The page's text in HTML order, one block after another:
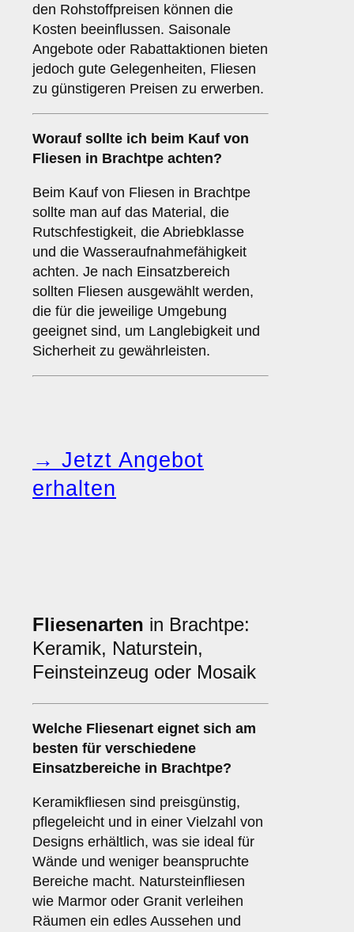
den Rohstoffpreisen können die
Kosten beeinflussen. Saisonale
Angebote oder Rabattaktionen bieten
jedoch gute Gelegenheiten, Fliesen
zu günstigeren Preisen zu erwerben.
Worauf sollte ich beim Kauf von
Fliesen in Brachtpe achten?
Beim Kauf von Fliesen in Brachtpe
sollte man auf das Material, die
Rutschfestigkeit, die Abriebklasse
und die Wasseraufnahmefähigkeit
achten. Je nach Einsatzbereich
sollten Fliesen ausgewählt werden,
die für die jeweilige Umgebung
geeignet sind, um Langlebigkeit und
Sicherheit zu gewährleisten.
→ Jetzt Angebot
erhalten
Fliesenarten in Brachtpe:
Keramik, Naturstein,
Feinsteinzeug oder Mosaik
Welche Fliesenart eignet sich am
besten für verschiedene
Einsatzbereiche in Brachtpe?
Keramikfliesen sind preisgünstig,
pflegeleicht und in einer Vielzahl von
Designs erhältlich, was sie ideal für
Wände und weniger beanspruchte
Bereiche macht. Natursteinfliesen
wie Marmor oder Granit verleihen
Räumen ein edles Aussehen und